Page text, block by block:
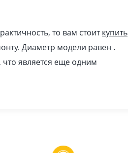
то вам стоиткупить
Диаметр модели равен .
является еще одним